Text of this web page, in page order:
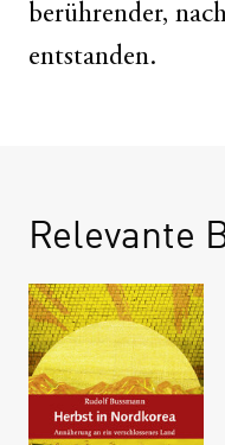
berührender,
entstanden.
Relevante